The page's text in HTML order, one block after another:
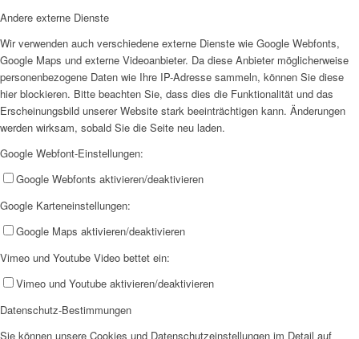
AHOI II
Andere externe Dienste
Wir verwenden auch verschiedene externe Dienste wie Google Webfonts,
Google Maps und externe Videoanbieter. Da diese Anbieter möglicherweise
personenbezogene Daten wie Ihre IP-Adresse sammeln, können Sie diese
hier blockieren. Bitte beachten Sie, dass dies die Funktionalität und das
Erscheinungsbild unserer Website stark beeinträchtigen kann. Änderungen
werden wirksam, sobald Sie die Seite neu laden.
Google Webfont-Einstellungen:
Google Webfonts aktivieren/deaktivieren
Google Karteneinstellungen:
Google Maps aktivieren/deaktivieren
Vimeo und Youtube Video bettet ein:
Vimeo und Youtube aktivieren/deaktivieren
Datenschutz-Bestimmungen
Sie können unsere Cookies und Datenschutzeinstellungen im Detail auf